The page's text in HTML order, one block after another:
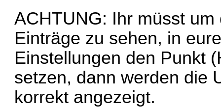
ACHTUNG: Ihr müsst
Einträge zu sehen, in
Einstellungen den Punkt
setzen, dann werden die
korrekt angezeigt.